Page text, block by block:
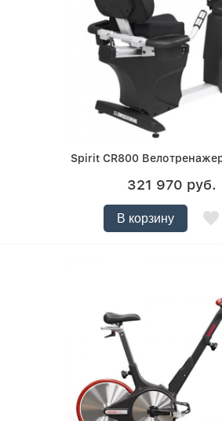
Spirit CR800
321 970 руб.
В корзину